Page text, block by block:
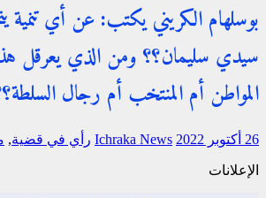
بوسلهام الكريني يكتب: عن أي تنمية
سيدي سليمان؟؟ ومن الذي يعرقل
المواطن أم المنتخب أم رجال
26 أكتوبر 2022 Ichraka News رأي في قضية,
الإعلانات